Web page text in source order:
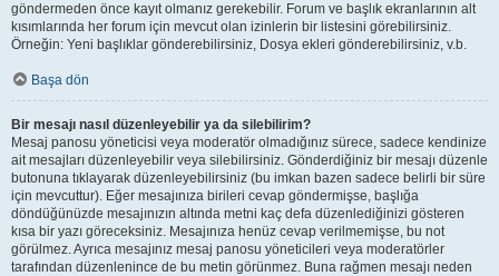
göndermeden önce kayıt olmanız gerekebilir. Forum ve başlık ekranlarının alt
kısımlarında her forum için mevcut olan izinlerin bir listesini görebilirsiniz.
Örneğin: Yeni başlıklar gönderebilirsiniz, Dosya ekleri gönderebilirsiniz, v.b.
Başa dön
Bir mesajı nasıl düzenleyebilir ya da silebilirim?
Mesaj panosu yöneticisi veya moderatör olmadığınız sürece, sadece kendinize
ait mesajları düzenleyebilir veya silebilirsiniz. Gönderdiğiniz bir mesajı düzenle
butonuna tıklayarak düzenleyebilirsiniz (bu imkan bazen sadece belirli bir süre
için mevcuttur). Eğer mesajınıza birileri cevap göndermişse, başlığa
döndüğünüzde mesajınızın altında metni kaç defa düzenlediğinizi gösteren
kısa bir yazı göreceksiniz. Mesajınıza henüz cevap verilmemişse, bu not
görülmez. Ayrıca mesajınız mesaj panosu yöneticileri veya moderatörler
tarafından düzenlenince de bu metin görünmez. Buna rağmen mesajı neden